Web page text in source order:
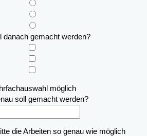
danach gemacht werden?
möglich
soll gemacht werden?
die Arbeiten so genau wie möglich